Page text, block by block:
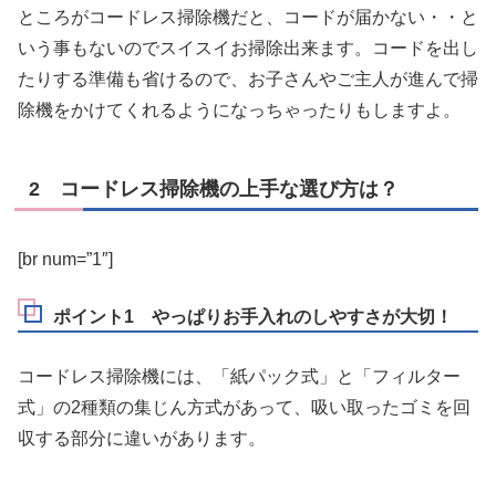
ところがコードレス掃除機だと、コードが届かない・・と
いう事もないのでスイスイお掃除出来ます。コードを出し
たりする準備も省けるので、お子さんやご主人が進んで掃
除機をかけてくれるようになっちゃったりもしますよ。
2 コードレス掃除機の上手な選び方は？
[br num=”1″]
ポイント1 やっぱりお手入れのしやすさが大切！
コードレス掃除機には、 「紙パック式」 と
「フィルター
式」 の2種類の集じん方式があって、吸い取ったゴミを回
収する部分に違いがあります。